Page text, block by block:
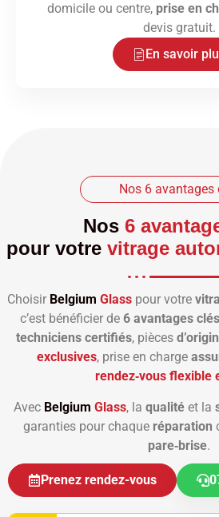
domicile ou centre, prise en
devis gratuit.
En savoir
Nos 6 avantages
Nos 6
pour votre vitrage
Choisir Belgium Glass pour votre
c’est bénéficier de 6 avantages clés
techniciens certifiés, pièces
exclusives, prise en charge
rendez‑vous flexible
Avec Belgium Glass, la qualité et la
garanties pour chaque réparation
pare‑brise.
Prenez rendez-vous